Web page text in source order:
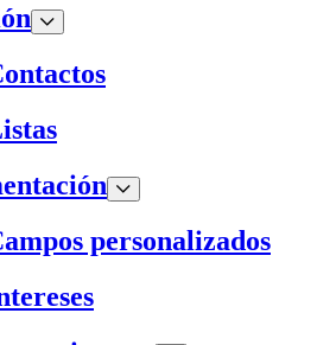
personalizados